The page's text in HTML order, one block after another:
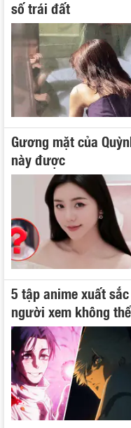
số trái đất
Gương mặt của
này được
5 tập anime xuất
người xem không